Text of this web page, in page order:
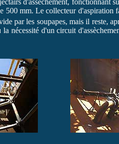
d'assèchement, fonctionnant
500 mm. Le collecteur d'aspiration
par les soupapes, mais il reste,
nécessité d'un circuit